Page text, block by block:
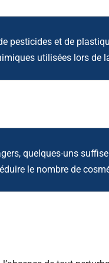
pesticides et de
utilisées lors de
quelques-uns
le nombre de